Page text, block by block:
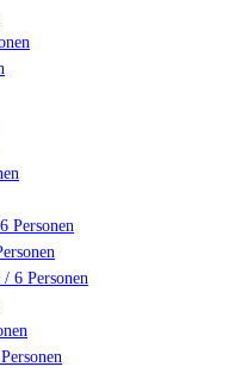
Personen
6 Personen